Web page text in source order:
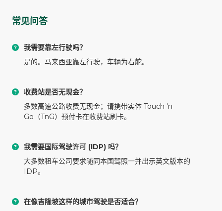
常见问答
我需要靠左行驶吗？
是的。马来西亚靠左行驶，车辆为右舵。
收费站是否无现金？
多数高速公路收费无现金；请携带实体 Touch 'n
Go（TnG）预付卡在收费站刷卡。
我需要国际驾驶许可 (IDP) 吗？
大多数租车公司要求随同本国驾照一并出示英文版本的
IDP。
在像吉隆坡这样的城市驾驶是否适合？